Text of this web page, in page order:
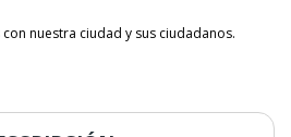
nuestra ciudad y sus ciudadanos.